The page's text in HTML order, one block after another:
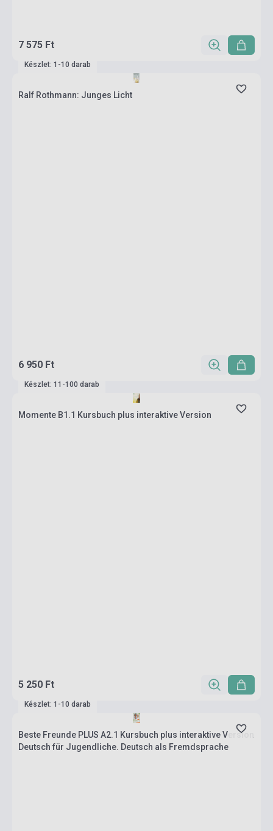
7 575 Ft
Készlet: 1-10 darab
Ralf Rothmann: Junges Licht
6 950 Ft
Készlet: 11-100 darab
Momente B1.1 Kursbuch plus interaktive Version
5 250 Ft
Készlet: 1-10 darab
Beste Freunde PLUS A2.1 Kursbuch plus interaktive Version
Deutsch für Jugendliche. Deutsch als Fremdsprache